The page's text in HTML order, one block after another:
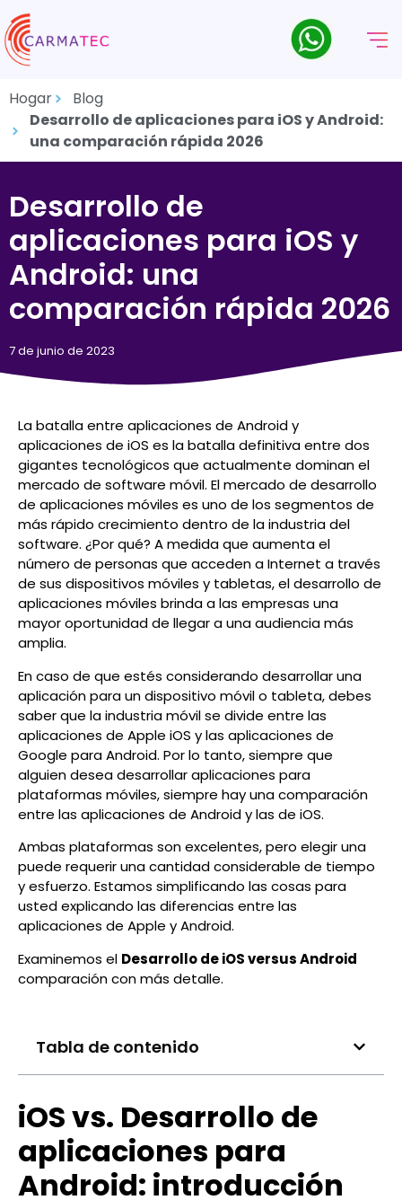
Hogar
Blog
Desarrollo de aplicaciones para iOS y Android:
una comparación rápida 2026
Desarrollo de
aplicaciones para iOS y
Android: una
comparación rápida 2026
7 de junio de 2023
La batalla entre aplicaciones de Android y
aplicaciones de iOS es la batalla definitiva entre dos
gigantes tecnológicos que actualmente dominan el
mercado de software móvil. El mercado de desarrollo
de aplicaciones móviles es uno de los segmentos de
más rápido crecimiento dentro de la industria del
software. ¿Por qué? A medida que aumenta el
número de personas que acceden a Internet a través
de sus dispositivos móviles y tabletas, el desarrollo de
aplicaciones móviles brinda a las empresas una
mayor oportunidad de llegar a una audiencia más
amplia.
En caso de que estés considerando desarrollar una
aplicación para un dispositivo móvil o tableta, debes
saber que la industria móvil se divide entre las
aplicaciones de Apple iOS y las aplicaciones de
Google para Android. Por lo tanto, siempre que
alguien desea desarrollar aplicaciones para
plataformas móviles, siempre hay una comparación
entre las aplicaciones de Android y las de iOS.
Ambas plataformas son excelentes, pero elegir una
puede requerir una cantidad considerable de tiempo
y esfuerzo. Estamos simplificando las cosas para
usted explicando las diferencias entre las
aplicaciones de Apple y Android.
Examinemos el Desarrollo de iOS versus Android
comparación con más detalle.
Tabla de contenido
iOS vs. Desarrollo de
aplicaciones para
Android: introducción